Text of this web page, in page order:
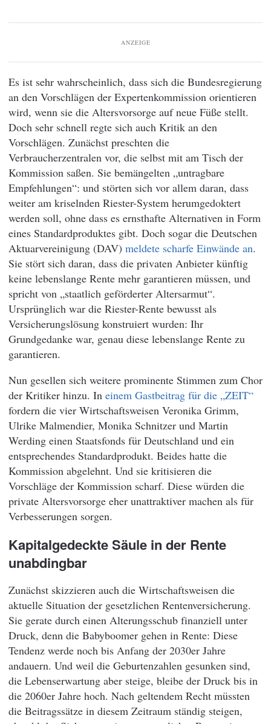
ANZEIGE
Es ist sehr wahrscheinlich, dass sich die Bundesregierung
an den Vorschlägen der Expertenkommission orientieren
wird, wenn sie die Altersvorsorge auf neue Füße stellt.
Doch sehr schnell regte sich auch Kritik an den
Vorschlägen. Zunächst preschten die
Verbraucherzentralen vor, die selbst mit am Tisch der
Kommission saßen. Sie bemängelten „untragbare
Empfehlungen“: und störten sich vor allem daran, dass
weiter am kriselnden Riester-System herumgedoktert
werden soll, ohne dass es ernsthafte Alternativen in Form
eines Standardproduktes gibt. Doch sogar die Deutschen
Aktuarvereinigung (DAV) meldete scharfe Einwände an.
Sie stört sich daran, dass die privaten Anbieter künftig
keine lebenslange Rente mehr garantieren müssen, und
spricht von „staatlich geförderter Altersarmut“.
Ursprünglich war die Riester-Rente bewusst als
Versicherungslösung konstruiert wurden: Ihr
Grundgedanke war, genau diese lebenslange Rente zu
garantieren.
Nun gesellen sich weitere prominente Stimmen zum Chor
der Kritiker hinzu. In einem Gastbeitrag für die „ZEIT“
fordern die vier Wirtschaftsweisen Veronika Grimm,
Ulrike Malmendier, Monika Schnitzer und Martin
Werding einen Staatsfonds für Deutschland und ein
entsprechendes Standardprodukt. Beides hatte die
Kommission abgelehnt. Und sie kritisieren die
Vorschläge der Kommission scharf. Diese würden die
private Altersvorsorge eher unattraktiver machen als für
Verbesserungen sorgen.
Kapitalgedeckte Säule in der Rente
unabdingbar
Zunächst skizzieren auch die Wirtschaftsweisen die
aktuelle Situation der gesetzlichen Rentenversicherung.
Sie gerate durch einen Alterungsschub finanziell unter
Druck, denn die Babyboomer gehen in Rente: Diese
Tendenz werde noch bis Anfang der 2030er Jahre
andauern. Und weil die Geburtenzahlen gesunken sind,
die Lebenserwartung aber steige, bleibe der Druck bis in
die 2060er Jahre hoch. Nach geltendem Recht müssten
die Beitragssätze in diesem Zeitraum ständig steigen,